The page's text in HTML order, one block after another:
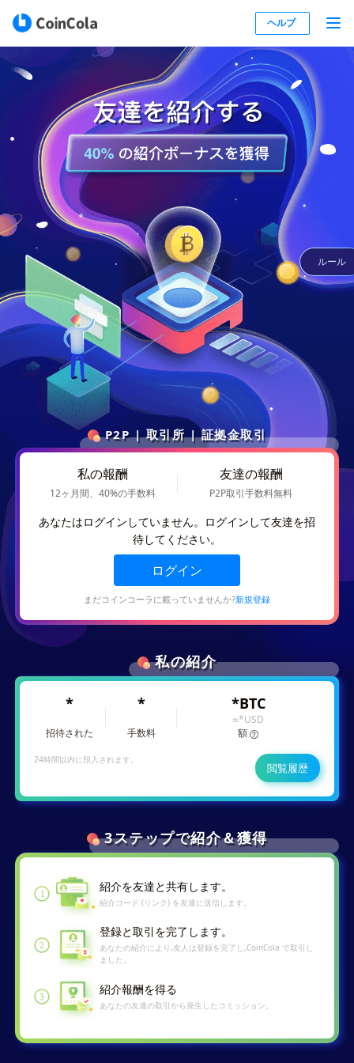
ヘルプ
P2P | 取引所 | 証拠金取引
私の報酬
12ヶ月間、40%の手数料
友達の報酬
P2P取引手数料無料
あなたはログインしていません。ログインして友達を招
待してください。
ログイン
まだコインコーラに載っていませんか?新規登録
私の紹介
*
招待された
*
手数料
*BTC
≈*USD
額
24時間以内に預入されます。
閲覧履歴
3ステップで紹介＆獲得
1 紹介を友達と共有します。
紹介コード (リンク) を友達に送信します。
2
登録と取引を完了します。
あなたの紹介により,友人は登録を完了し,CoinCola で取引し
ました。
3 紹介報酬を得る
あなたの友達の取引から発生したコミッション。
ルール